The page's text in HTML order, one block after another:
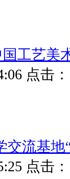
工艺美
点击：
交流基地
点击：